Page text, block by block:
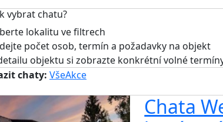
vybrat chatu?
lokalitu ve filtrech
počet osob, termín a požadavky na objekt
objektu si zobrazte konkrétní volné
chaty: VšeAkce
Chata